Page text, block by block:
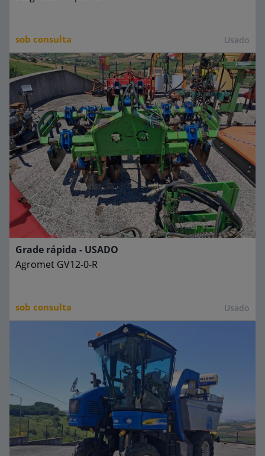
Usado
sob consulta
Usado
Grade rápida - USADO
Agromet GV12-0-R
sob consulta